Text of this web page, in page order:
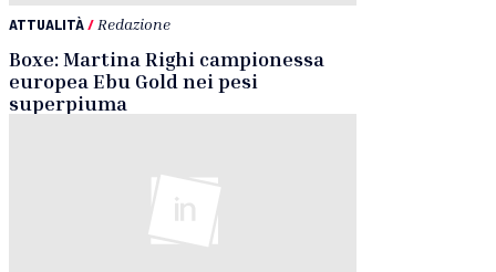
ATTUALITÀ/ Redazione
Boxe: Martina Righi campionessa
europea Ebu Gold nei pesi
superpiuma